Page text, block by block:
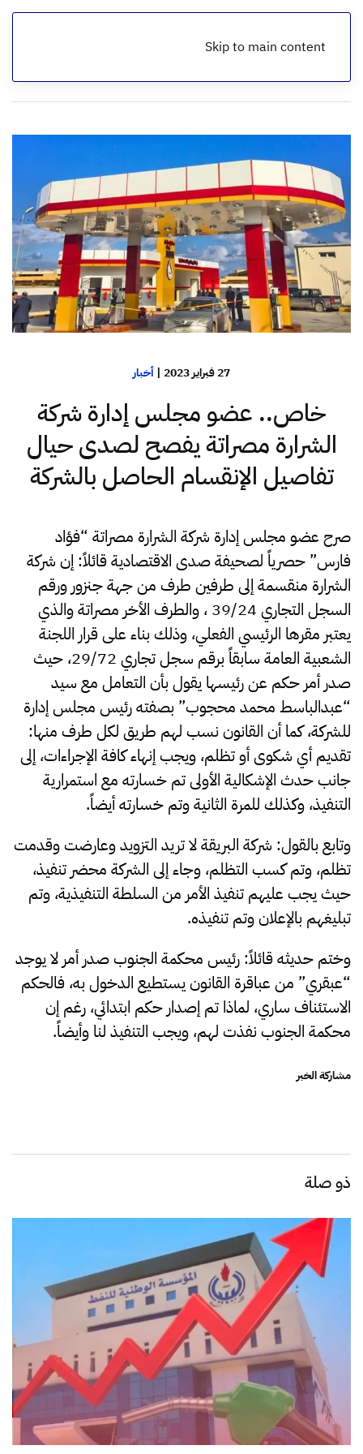
Skip to main content
الرئيسية
27 فبراير 2023 | أخبار
خاص.. عضو مجلس إدارة شركة
الشرارة مصراتة يفصح لصدى حيال
تفاصيل الإنقسام الحاصل بالشركة
صرح عضو مجلس إدارة شركة الشرارة مصراتة “فؤاد
فارس” حصرياً لصحيفة صدى الاقتصادية قائلاً: إن شركة
الشرارة منقسمة إلى طرفين طرف من جهة جنزور ورقم
السجل التجاري 39/24 ، والطرف الأخر مصراتة والذي
يعتبر مقرها الرئيسي الفعلي، وذلك بناء على قرار اللجنة
الشعبية العامة سابقاً برقم سجل تجاري 29/72، حيث
صدر أمر حكم عن رئيسها يقول بأن التعامل مع سيد
“عبدالباسط محمد محجوب” بصفته رئيس مجلس إدارة
للشركة، كما أن القانون نسب لهم طريق لكل طرف منها:
تقديم أي شكوى أو تظلم، ويجب إنهاء كافة الإجراءات، إلى
جانب حدث الإشكالية الأولى تم خسارته مع استمرارية
التنفيذ، وكذلك للمرة الثانية وتم خسارته أيضاً.
وتابع بالقول: شركة البريقة لا تريد التزويد وعارضت وقدمت
تظلم، وتم كسب التظلم، وجاء إلى الشركة محضر تنفيذ،
حيث يجب عليهم تنفيذ الأمر من السلطة التنفيذية، وتم
تبليغهم بالإعلان وتم تنفيذه.
وختم حديثه قائلاً: رئيس محكمة الجنوب صدر أمر لا يوجد
“عبقري” من عباقرة القانون يستطيع الدخول به، فالحكم
الاستئناف ساري، لماذا تم إصدار حكم ابتدائي، رغم إن
محكمة الجنوب نفذت لهم، ويجب التنفيذ لنا وأيضاً.
مشاركة الخبر
ذو صلة